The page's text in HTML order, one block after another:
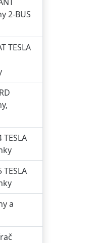
2-BUS
TESLA
a